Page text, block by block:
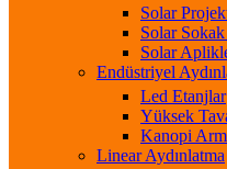
Solar
Solar
Solar
Endüstriyel
Led Etanjlar
Yüksek
Kanopi
Linear Aydınlatma